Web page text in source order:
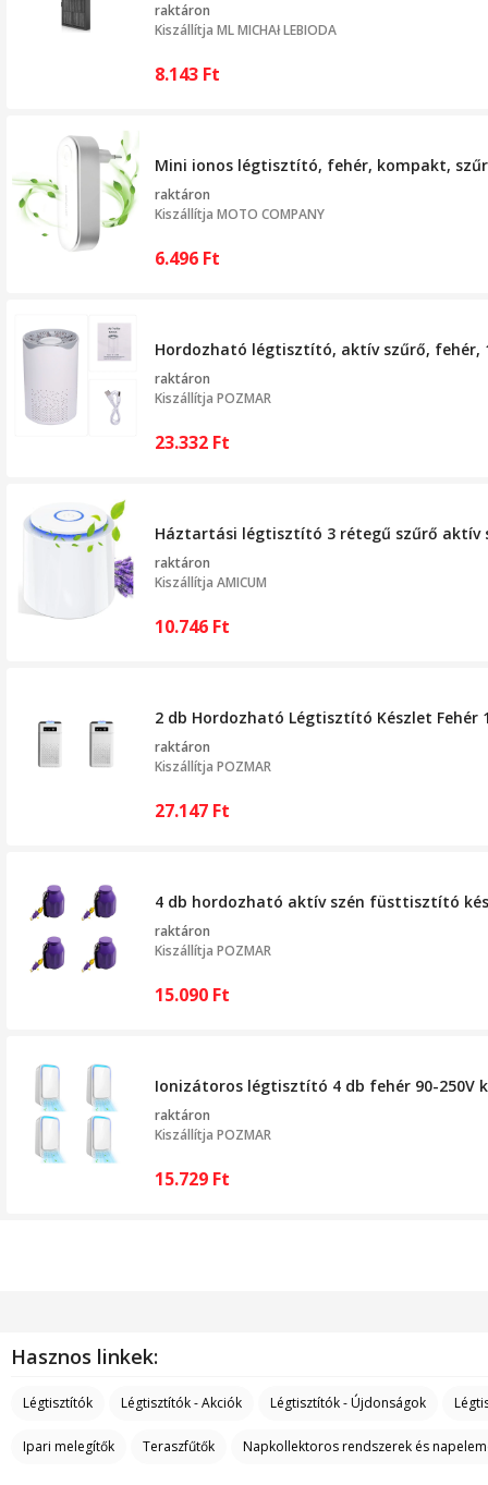
raktáron
Kiszállítja ML MICHAł LEBIODA
8.143 Ft
Mini ionos légtisztító, fehér, kompakt,
raktáron
Kiszállítja MOTO COMPANY
6.496 Ft
Hordozható légtisztító, aktív szűrő, fehér,
raktáron
Kiszállítja POZMAR
23.332 Ft
Háztartási légtisztító 3 rétegű szűrő aktív
raktáron
Kiszállítja AMICUM
10.746 Ft
2 db Hordozható Légtisztító Készlet Fehér
raktáron
Kiszállítja POZMAR
27.147 Ft
4 db hordozható aktív szén füsttisztító
raktáron
Kiszállítja POZMAR
15.090 Ft
Ionizátoros légtisztító 4 db fehér 90-250V
raktáron
Kiszállítja POZMAR
15.729 Ft
Hasznos linkek:
Légtisztítók Légtisztítók - Akciók Légtisztítók - Újdonságok
Ipari melegítők Teraszfűtők Napkollektoros rendszerek és